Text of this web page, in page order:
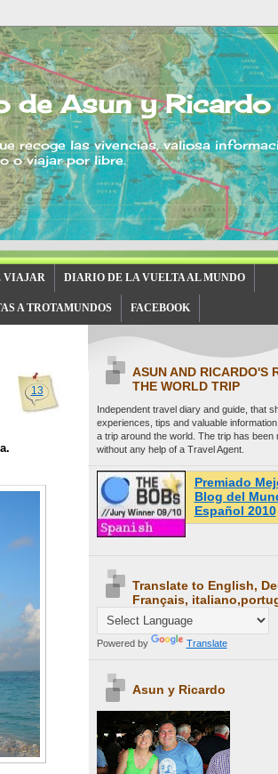
de Asun y Ricardo
recoge las vivencias, valiosa
o viajar por libre.
VIAJAR DIARIO DE LA VUELTA AL MUNDO
A TROTAMUNDOS FACEBOOK
13
ASUN AND RICARDO'S
THE WORLD TRIP
Independent travel diary and guide, that
experiences, tips and valuable
a trip around the world. The trip has been
without any help of a Travel Agent.
Premiado
Blog del
Español 2010
Translate to English,
Français,
Powered by Translate
Asun y Ricardo